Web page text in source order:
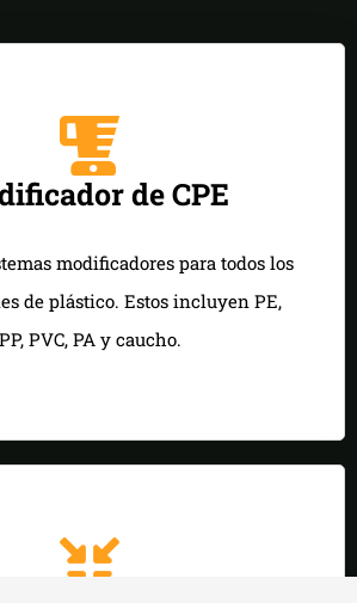
de CPE
modificadores para todos los
de plástico. Estos incluyen PE,
PP, PVC, PA y caucho.